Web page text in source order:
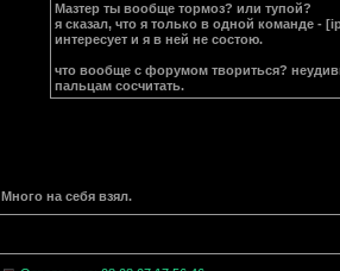
Мазтер ты вообще тормоз? или тупой?
я сказал, что я только в одной команде -
интересует и я в ней не состою.
что вообще с форумом твориться?
пальцам сосчитать.
Много на себя взял.